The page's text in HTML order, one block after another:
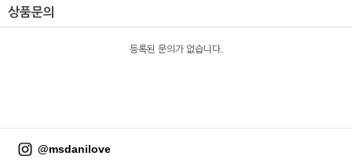
상품문의
등록된 문의가 없습니다.
@msdanilove